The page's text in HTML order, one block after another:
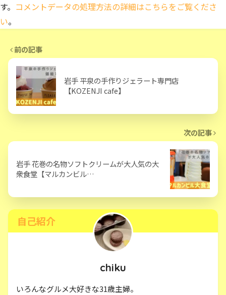
す。 コメントデータの処理方法の詳細はこちらをご覧くださ
い。
前の記事
岩手 平泉の手作りジェラート専門店
【KOZENJI cafe】
次の記事
岩手 花巻の名物ソフトクリームが大人気の大
衆食堂【マルカンビル…
自己紹介
chiku
いろんなグルメ大好きな31歳主婦。